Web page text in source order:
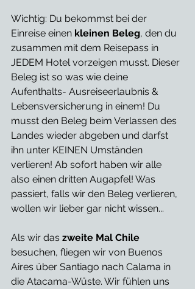
Wichtig: Du bekommst bei der
Einreise einen kleinen Beleg, den du
zusammen mit dem Reisepass in
JEDEM Hotel vorzeigen musst. Dieser
Beleg ist so was wie deine
Aufenthalts- Ausreiseerlaubnis &
Lebensversicherung in einem! Du
musst den Beleg beim Verlassen des
Landes wieder abgeben und darfst
ihn unter KEINEN Umständen
verlieren! Ab sofort haben wir alle
also einen dritten Augapfel! Was
passiert, falls wir den Beleg verlieren,
wollen wir lieber gar nicht wissen...
Als wir das zweite Mal Chile
besuchen, fliegen wir von Buenos
Aires über Santiago nach Calama in
die Atacama-Wüste. Wir fühlen uns